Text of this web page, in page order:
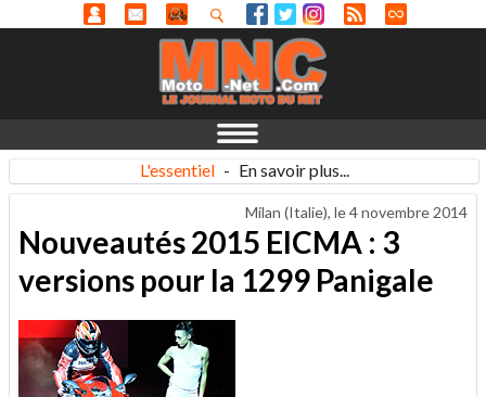
L'essentiel - En savoir plus...
Milan (Italie), le4 novembre 2014
Nouveautés 2015 EICMA : 3
versions pour la 1299 Panigale